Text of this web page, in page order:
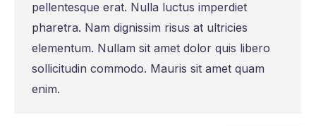
pellentesque erat. Nulla luctus imperdiet
pharetra. Nam dignissim risus at ultricies
elementum. Nullam sit amet dolor quis libero
sollicitudin commodo. Mauris sit amet quam
enim.